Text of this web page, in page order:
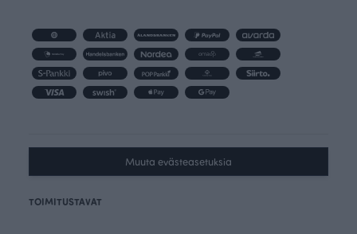
Muuta evästeasetuksia
TOIMITUSTAVAT